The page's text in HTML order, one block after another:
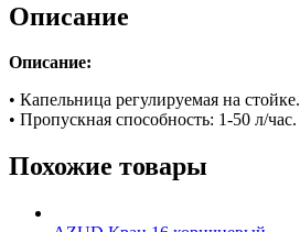
Описание
Описание:
• Капельница регулируемая на стойке.
• Пропускная способность: 1-50 л/час.
Похожие товары